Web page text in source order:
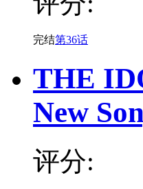
完结第36话
THE
New
评分: